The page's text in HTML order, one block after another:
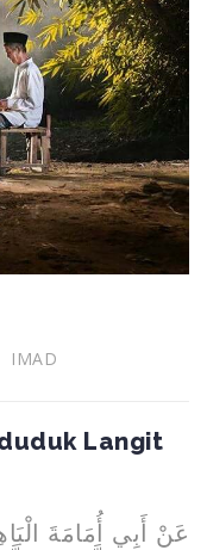
IMAD
Langit
عَنْ أَبِي أُمَامَةَ